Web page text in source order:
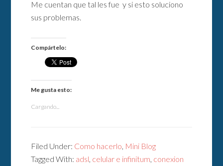
Me cuentan que tal les fue y si esto soluciono
sus problemas.
Compártelo:
Me gusta esto:
Cargando...
Filed Under: Como hacerlo, Mini Blog
Tagged With: adsl, celular e infinitum, conexion